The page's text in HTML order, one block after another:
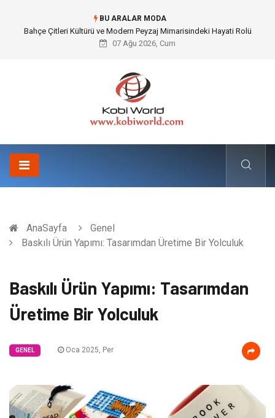
BU ARALAR MODA
Komple Tır Taşımacılığı İle Kesintisiz ve Güvenli Lojistik Çözümleri
07 Ağu 2026, Cum
AnaSayfa
Genel
Baskılı Ürün Yapımı: Tasarımdan Üretime Bir Yolculuk
Baskılı Ürün Yapımı: Tasarımdan
Üretime Bir Yolculuk
GENEL Oca 2025, Per